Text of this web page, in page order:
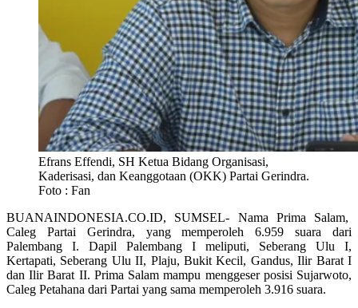
Efrans Effendi, SH Ketua Bidang Organisasi,
Kaderisasi, dan Keanggotaan (OKK) Partai Gerindra.
Foto : Fan
BUANAINDONESIA.CO.ID, SUMSEL- Nama Prima Salam,
Caleg Partai Gerindra, yang memperoleh 6.959 suara dari
Palembang I. Dapil Palembang I meliputi, Seberang Ulu I,
Kertapati, Seberang Ulu II, Plaju, Bukit Kecil, Gandus, Ilir Barat I
dan Ilir Barat II. Prima Salam mampu menggeser posisi Sujarwoto,
Caleg Petahana dari Partai yang sama memperoleh 3.916 suara.